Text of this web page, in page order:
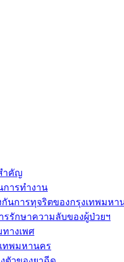
ำคัญ
ารทำงาน
นการทุจริตของกรุงเทพมหา
รักษาความลับของผู้ป่วยฯ
างเพศ
ทพมหานคร